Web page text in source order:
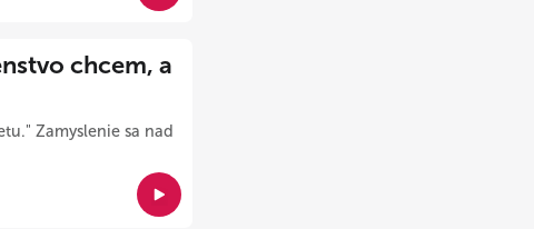
chcem, a
Zamyslenie sa nad